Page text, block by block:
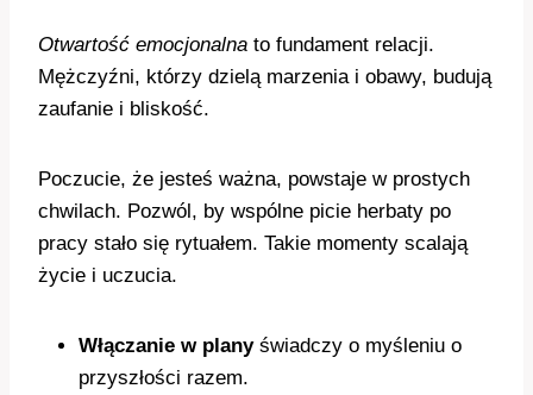
Otwartość emocjonalna to fundament relacji.
Mężczyźni, którzy dzielą marzenia i obawy, budują
zaufanie i bliskość.
Poczucie, że jesteś ważna, powstaje w prostych
chwilach. Pozwól, by wspólne picie herbaty po
pracy stało się rytuałem. Takie momenty scalają
życie i uczucia.
Włączanie w planyświadczy o myśleniu o
przyszłości razem.